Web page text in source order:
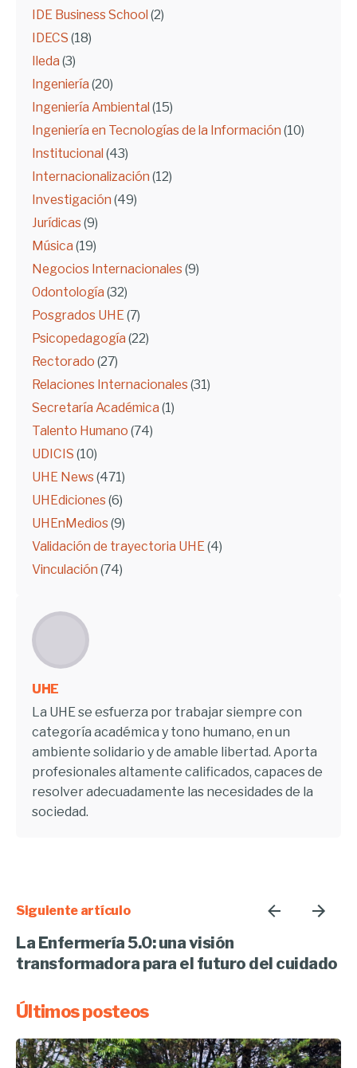
IDE Business School (2)
IDECS (18)
Ileda (3)
Ingeniería (20)
Ingeniería Ambiental (15)
Ingeniería en Tecnologías de la Información (10)
Institucional (43)
Internacionalización (12)
Investigación (49)
Jurídicas (9)
Música (19)
Negocios Internacionales (9)
Odontología (32)
Posgrados UHE (7)
Psicopedagogía (22)
Rectorado (27)
Relaciones Internacionales (31)
Secretaría Académica (1)
Talento Humano (74)
UDICIS (10)
UHE News (471)
UHEdiciones (6)
UHEnMedios (9)
Validación de trayectoria UHE (4)
Vinculación (74)
UHE
La UHE se esfuerza por trabajar siempre con
categoría académica y tono humano, en un
ambiente solidario y de amable libertad. Aporta
profesionales altamente calificados, capaces de
resolver adecuadamente las necesidades de la
sociedad.
Siguiente artículo
La Enfermería 5.0: una visión
transformadora para el futuro del cuidado
Últimos posteos